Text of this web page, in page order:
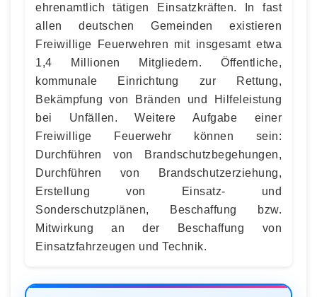
ehrenamtlich tätigen Einsatzkräften. In fast
allen deutschen Gemeinden existieren
Freiwillige Feuerwehren mit insgesamt etwa
1,4 Millionen Mitgliedern. Öffentliche,
kommunale Einrichtung zur Rettung,
Bekämpfung von Bränden und Hilfeleistung
bei Unfällen. Weitere Aufgabe einer
Freiwillige Feuerwehr können sein:
Durchführen von Brandschutzbegehungen,
Durchführen von Brandschutzerziehung,
Erstellung von Einsatz- und
Sonderschutzplänen, Beschaffung bzw.
Mitwirkung an der Beschaffung von
Einsatzfahrzeugen und Technik.